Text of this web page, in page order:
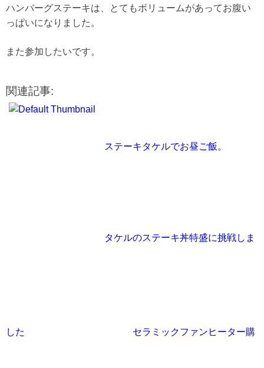
ハンバーグステーキは、とてもボリュームがあってお腹い
っぱいになりました。
また参加したいです。
関連記事:
ステーキタケルでお昼ご飯。
タケルのステーキ丼特盛に挑戦しま
した セラミックファンヒーター購